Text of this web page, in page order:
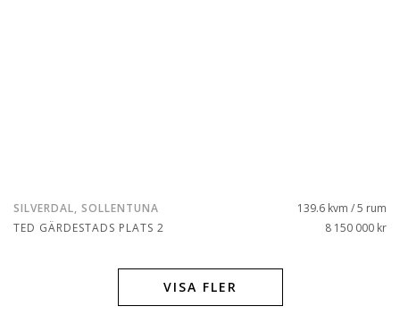
SILVERDAL, SOLLENTUNA
TED GÄRDESTADS PLATS 2
139.6 kvm / 5 rum
8 150 000 kr
VISA FLER